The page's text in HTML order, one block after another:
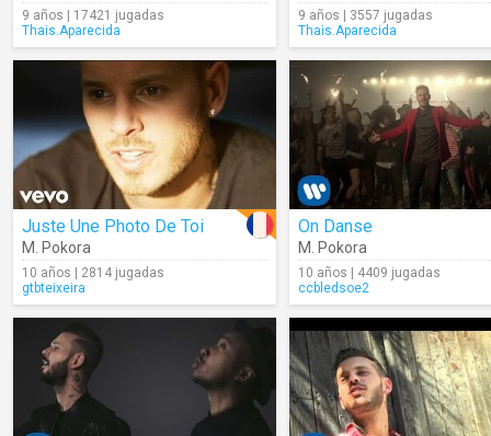
9 años | 17421 jugadas
Thais.Aparecida
9 años | 3557 jugadas
Thais.Aparecida
Juste Une Photo De Toi
M. Pokora
10 años | 2814 jugadas
gtbteixeira
On Danse
M. Pokora
10 años | 4409 jugadas
ccbledsoe2